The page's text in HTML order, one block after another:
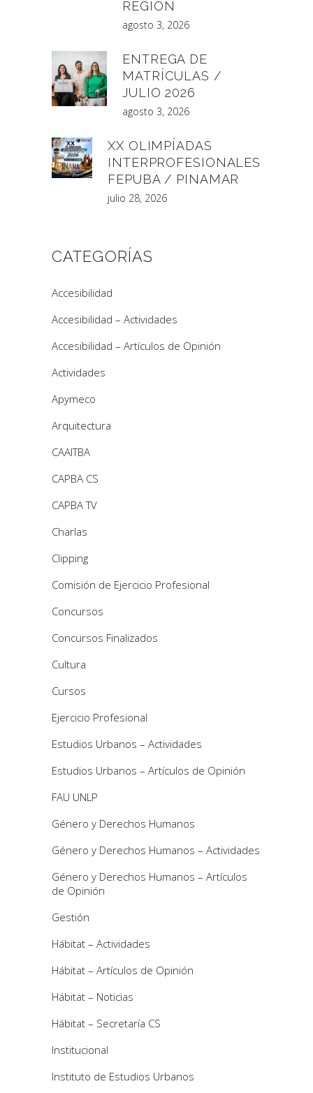
REGIÓN
agosto 3, 2026
ENTREGA DE
MATRÍCULAS /
JULIO 2026
agosto 3, 2026
XX OLIMPÍADAS
INTERPROFESIONALES
FEPUBA / PINAMAR
julio 28, 2026
CATEGORÍAS
Accesibilidad
Accesibilidad – Actividades
Accesibilidad – Artículos de Opinión
Actividades
Apymeco
Arquitectura
CAAITBA
CAPBA CS
CAPBA TV
Charlas
Clipping
Comisión de Ejercicio Profesional
Concursos
Concursos Finalizados
Cultura
Cursos
Ejercicio Profesional
Estudios Urbanos – Actividades
Estudios Urbanos – Artículos de Opinión
FAU UNLP
Género y Derechos Humanos
Género y Derechos Humanos – Actividades
Género y Derechos Humanos – Artículos
de Opinión
Gestión
Hábitat – Actividades
Hábitat – Artículos de Opinión
Hábitat – Noticias
Hábitat – Secretaría CS
Institucional
Instituto de Estudios Urbanos